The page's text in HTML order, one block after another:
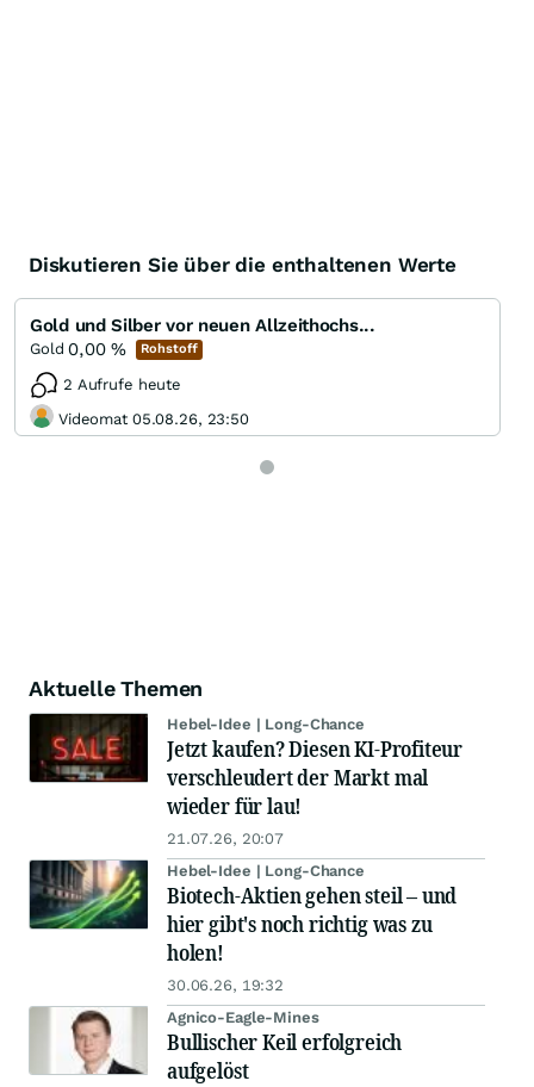
Diskutieren Sie über die enthaltenen Werte
Gold und Silber vor neuen Allzeithochs...
Gold 0,00 % Rohstoff
2 Aufrufe heute
Videomat 05.08.26, 23:50
Aktuelle Themen
Hebel-Idee | Long-Chance
Jetzt kaufen? Diesen KI-Profiteur
verschleudert der Markt mal
wieder für lau!
21.07.26, 20:07
Hebel-Idee | Long-Chance
Biotech-Aktien gehen steil – und
hier gibt's noch richtig was zu
holen!
30.06.26, 19:32
Agnico-Eagle-Mines
Bullischer Keil erfolgreich
aufgelöst